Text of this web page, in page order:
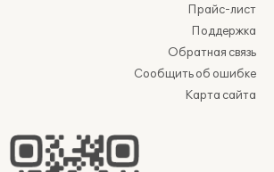
Прайс-лист
Поддержка
Обратная связь
Сообщить об ошибке
Карта сайта